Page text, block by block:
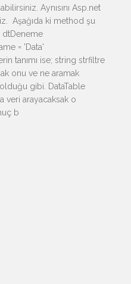
Aynısını Asp.net
Aşağıda ki method şu
dtDeneme
= 'Data'
tanımı ise; string strfiltre
onu ve ne aramak
gibi. DataTable
veri arayacaksak o
b